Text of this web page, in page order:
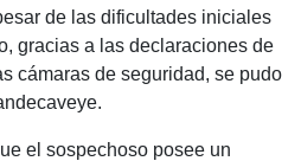
de las dificultades iniciales
gracias a las declaraciones de
cámaras de seguridad, se pudo
el sospechoso posee un